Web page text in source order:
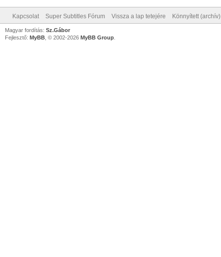
Kapcsolat Super Subtitles Fórum Vissza a lap tetejére Könnyített
Magyar fordítás: Sz.Gábor
Fejlesztő: MyBB , © 2002-2026 MyBB Group